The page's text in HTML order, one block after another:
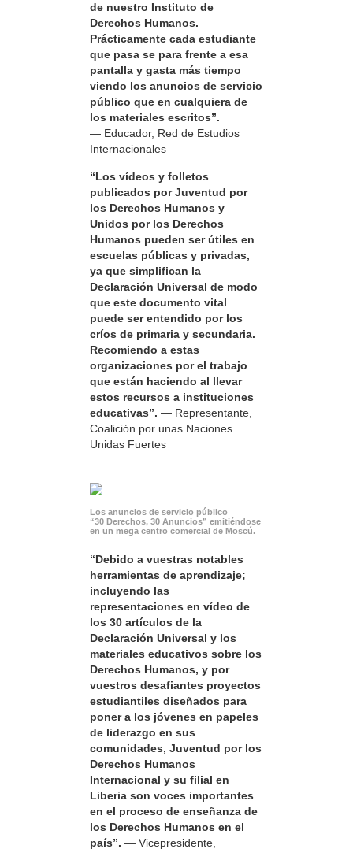
de nuestro Instituto de
Derechos Humanos.
Prácticamente cada estudiante
que pasa se para frente a esa
pantalla y gasta más tiempo
viendo los anuncios de servicio
público que en cualquiera de
los materiales escritos”.
— Educador, Red de Estudios
Internacionales
“Los vídeos y folletos
publicados por Juventud por
los Derechos Humanos y
Unidos por los Derechos
Humanos pueden ser útiles en
escuelas públicas y privadas,
ya que simplifican la
Declaración Universal de modo
que este documento vital
puede ser entendido por los
críos de primaria y secundaria.
Recomiendo a estas
organizaciones por el trabajo
que están haciendo al llevar
estos recursos a instituciones
educativas”. — Representante,
Coalición por unas Naciones
Unidas Fuertes
Los anuncios de servicio público
“30 Derechos, 30 Anuncios” emitiéndose
en un mega centro comercial de Moscú.
“Debido a vuestras notables
herramientas de aprendizaje;
incluyendo las
representaciones en vídeo de
los 30 artículos de la
Declaración Universal y los
materiales educativos sobre los
Derechos Humanos, y por
vuestros desafiantes proyectos
estudiantiles diseñados para
poner a los jóvenes en papeles
de liderazgo en sus
comunidades, Juventud por los
Derechos Humanos
Internacional y su filial en
Liberia son voces importantes
en el proceso de enseñanza de
los Derechos Humanos en el
país”. — Vicepresidente,